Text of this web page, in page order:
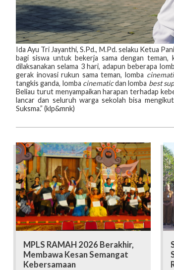
Ida Ayu Tri Jayanthi, S.Pd., M.Pd. selaku Ketua
bagi siswa untuk bekerja sama dengan teman,
dilaksanakan selama 3 hari, adapun beberapa
gerak inovasi rukun sama teman, lomba
tangkis ganda, lomba cinematicdan lomba best
Beliau turut menyampaikan harapan terhadap
lancar dan seluruh warga sekolah bisa
Suksma.” (klp&mnk)
MPLS RAMAH 2026 Berakhir,
Membawa Kesan Semangat
Kebersamaan